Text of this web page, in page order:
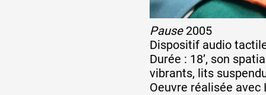
Pause2005
Dispositif audio
Durée : 18’, son
vibrants, lits
Oeuvre réalisée avec